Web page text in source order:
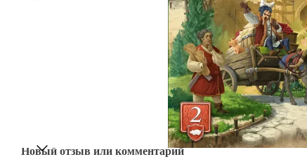
Новый отзыв или комментарий